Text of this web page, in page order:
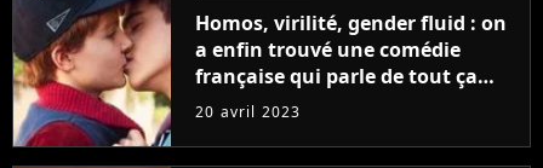
Homos, virilité, gender fluid : on
a enfin trouvé une comédie
française qui parle de tout ça
sans être super ringarde
20 avril 2023